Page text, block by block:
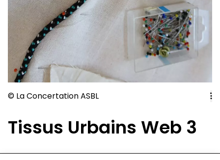
© La Concertation ASBL
Tissus Urbains Web 3